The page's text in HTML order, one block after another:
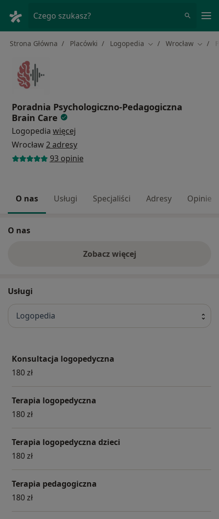
Czego szukasz?
Strona Główna Placówki Logopedia Zmień miasto
Wrocław
Poradnia Psychologiczno-Pedagogiczna
Brain Care
Logopedia więcej
Wrocław2 adresy
93 opinie
O nas Usługi Specjaliści Adresy Opinie
O nas
Zobacz więcej
Usługi
Logopedia
Konsultacja logopedyczna
180 zł
Terapia logopedyczna
180 zł
Terapia logopedyczna dzieci
180 zł
Terapia pedagogiczna
180 zł